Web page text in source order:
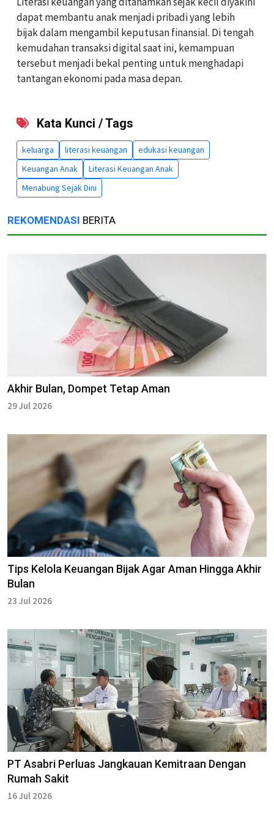
dapat membantu anak menjadi pribadi yang lebih
bijak dalam mengambil keputusan finansial. Di tengah
kemudahan transaksi digital saat ini, kemampuan
tersebut menjadi bekal penting untuk menghadapi
tantangan ekonomi pada masa depan.
Kata Kunci / Tags
keluarga literasi keuangan
edukasi keuangan
Keuangan Anak
Literasi Keuangan Anak
Menabung Sejak Dini
REKOMENDASI BERITA
Akhir Bulan, Dompet Tetap Aman
29 Jul 2026
Tips Kelola Keuangan Bijak Agar Aman Hingga Akhir
Bulan
23 Jul 2026
PT Asabri Perluas Jangkauan Kemitraan Dengan
Rumah Sakit
16 Jul 2026